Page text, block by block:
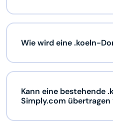
Wie wird eine .koeln-
Kann eine bestehende
Simply.com übertragen